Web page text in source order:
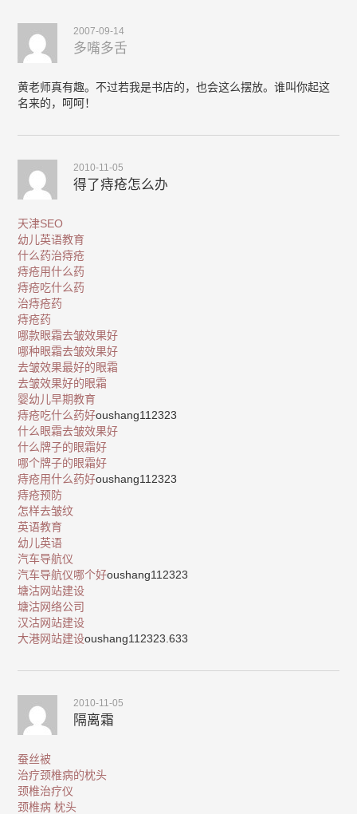
2007-09-14
多嘴多舌
黄老师真有趣。不过若我是书店的，也会这么摆放。谁叫你起这
名来的，呵呵！
2010-11-05
得了痔疮怎么办
天津SEO
幼儿英语教育
什么药治痔疮
痔疮用什么药
痔疮吃什么药
治痔疮药
痔疮药
哪款眼霜去皱效果好
哪种眼霜去皱效果好
去皱效果最好的眼霜
去皱效果好的眼霜
婴幼儿早期教育
痔疮吃什么药好oushang112323
什么眼霜去皱效果好
什么牌子的眼霜好
哪个牌子的眼霜好
痔疮用什么药好oushang112323
痔疮预防
怎样去皱纹
英语教育
幼儿英语
汽车导航仪
汽车导航仪哪个好oushang112323
塘沽网站建设
塘沽网络公司
汉沽网站建设
大港网站建设oushang112323.633
2010-11-05
隔离霜
蚕丝被
治疗颈椎病的枕头
颈椎治疗仪
颈椎病 枕头